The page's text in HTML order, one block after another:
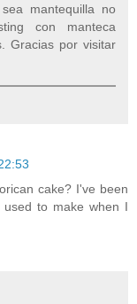
mantequilla no
con manteca
Gracias por visitar
cake? I've been
to make when I